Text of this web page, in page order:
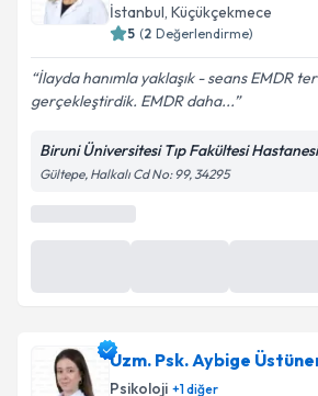
İstanbul, Küçükçekmece
5 (2 Değerlendirme)
İlayda hanımla yaklaşık - seans EMDR
gerçekleştirdik. EMDR daha...
Biruni Üniversitesi Tıp Fakültesi Hastanesi
Gültepe, Halkalı Cd No: 99, 34295
Uzm. Psk. Aybige
Psikoloji +1diğer